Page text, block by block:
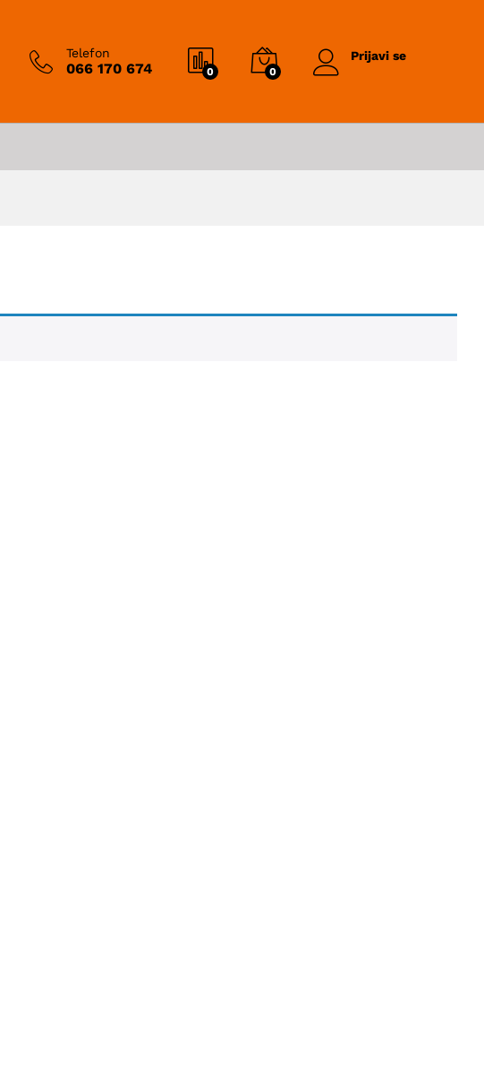
Telefon
066 170 674 0 0
Prijavi se